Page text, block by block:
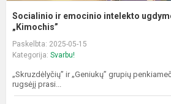
Socialinio ir emocinio intelekto
„Kimochis”
Paskelbta: 2025-05-15
Kategorija: Svarbu!
„Skruzdėlyčių” ir „Geniukų” grupių
rugsėjį prasi...